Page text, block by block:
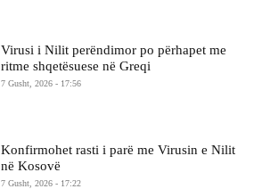
Virusi i Nilit perëndimor po përhapet me
ritme shqetësuese në Greqi
7 Gusht, 2026 - 17:56
Konfirmohet rasti i parë me Virusin e Nilit
në Kosovë
7 Gusht, 2026 - 17:22